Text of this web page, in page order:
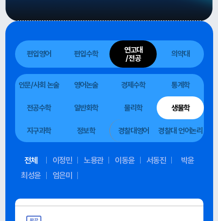
편입영어 편입수학
연고대
/전공
의약대
인문/사회 논술 영어논술 경제수학 통계학
전공수학 일반화학 물리학 생물학
지구과학 정보학 경찰대영어 경찰대 언어논리
전체 이정민 노용관 이동윤 서동진
박윤
최성윤
엄은미